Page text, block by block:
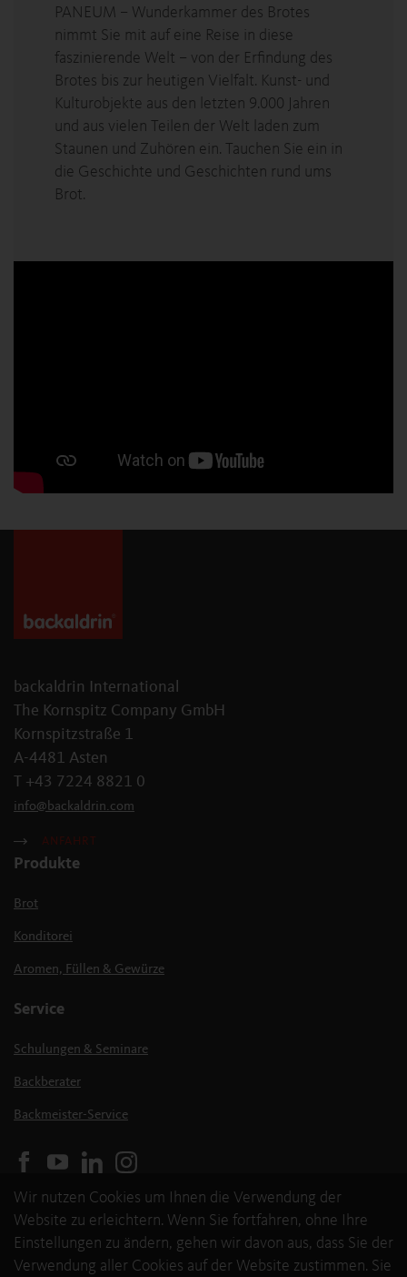
PANEUM – Wunderkammer des Brotes
nimmt Sie mit auf eine Reise in diese
faszinierende Welt – von der Erfindung des
Brotes bis zur heutigen Vielfalt. Kunst- und
Kulturobjekte aus den letzten 9.000 Jahren
und aus vielen Teilen der Welt laden zum
Staunen und Zuhören ein. Tauchen Sie ein in
die Geschichte und Geschichten rund ums
Brot.
backaldrin International
The Kornspitz Company GmbH
Kornspitzstraße 1
A-4481 Asten
T +43 7224 8821 0
info@backaldrin. com
ANFAHRT
Produkte
Brot
Konditorei
Aromen, Füllen & Gewürze
Service
Schulungen & Seminare
Backberater
Backmeister-Service
Wir nutzen Cookies um Ihnen die Verwendung der
Website zu erleichtern. Wenn Sie fortfahren, ohne Ihre
Einstellungen zu ändern, gehen wir davon aus, dass Sie der
Verwendung aller Cookies auf der Website zustimmen. Sie